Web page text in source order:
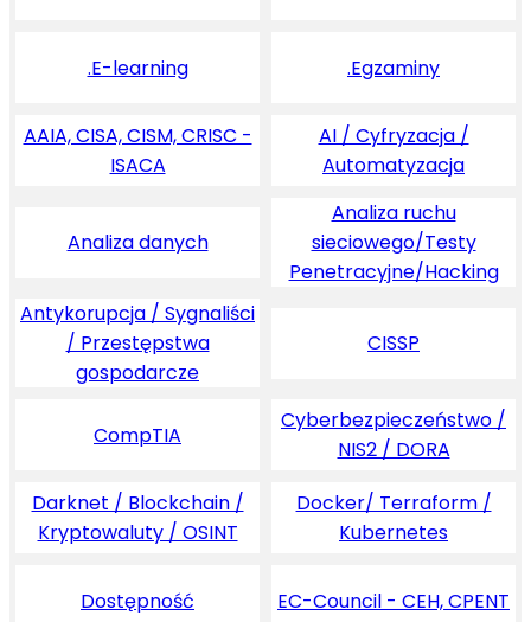
.E-learning .Egzaminy
AAIA, CISA, CISM, CRISC -
ISACA
AI / Cyfryzacja /
Automatyzacja
Analiza danych
Analiza ruchu
sieciowego/Testy
Penetracyjne/Hacking
Antykorupcja / Sygnaliści
/ Przestępstwa
gospodarcze
CISSP
CompTIA
Cyberbezpieczeństwo /
NIS2 / DORA
Darknet / Blockchain /
Kryptowaluty / OSINT
Docker/ Terraform /
Kubernetes
Dostępność EC-Council - CEH, CPENT